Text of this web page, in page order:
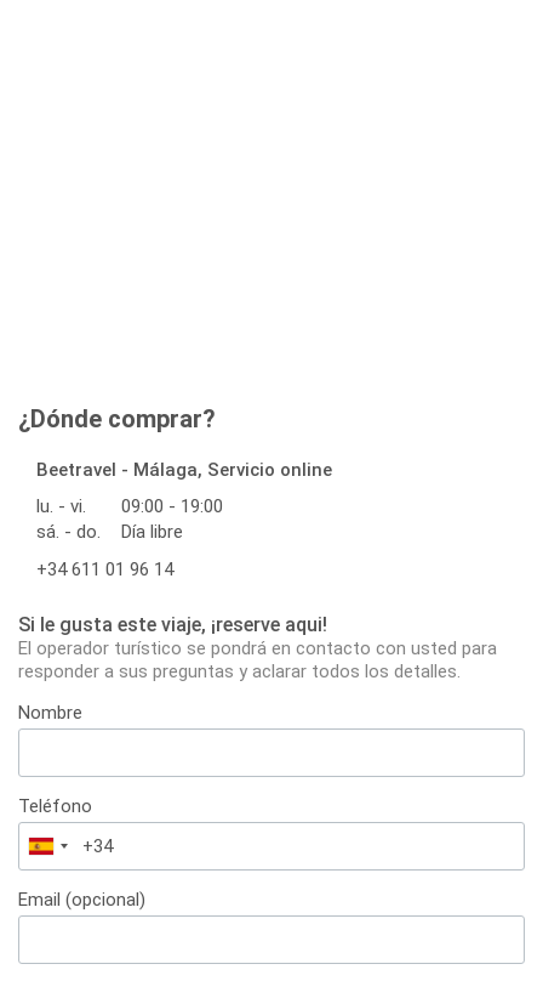
¿Dónde comprar?
Beetravel - Málaga, Servicio online
lu. - vi.
09:00 - 19:00
sá. - do.
Día libre
+34 611 01 96 14
Si le gusta este viaje, ¡reserve aqui!
El operador turístico se pondrá en contacto con usted para
responder a sus preguntas y aclarar todos los detalles.
Nombre
Teléfono
España
+34
Email (opcional)